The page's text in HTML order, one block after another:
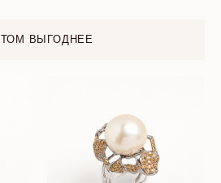
ВЫГОДНЕЕ